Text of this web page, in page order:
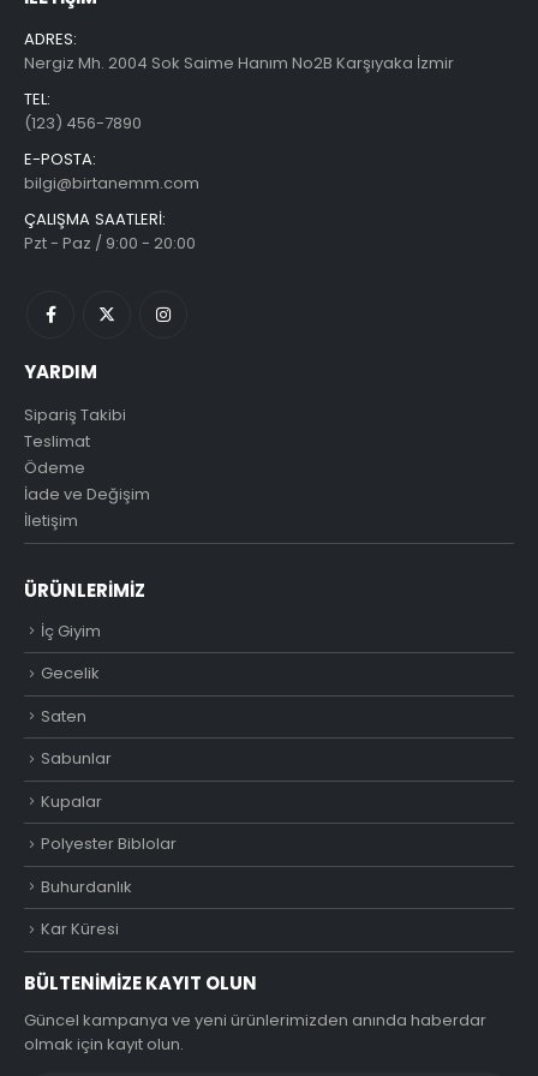
ADRES:
Nergiz Mh. 2004 Sok Saime Hanım No2B Karşıyaka İzmir
TEL:
(123) 456-7890
E-POSTA:
bilgi@birtanemm.com
ÇALIŞMA SAATLERI:
Pzt - Paz / 9:00 - 20:00
YARDIM
Sipariş Takibi
Teslimat
Ödeme
İade ve Değişim
İletişim
ÜRÜNLERIMIZ
İç Giyim
Gecelik
Saten
Sabunlar
Kupalar
Polyester Biblolar
Buhurdanlık
Kar Küresi
BÜLTENIMIZE KAYIT OLUN
Güncel kampanya ve yeni ürünlerimizden anında haberdar
olmak için kayıt olun.